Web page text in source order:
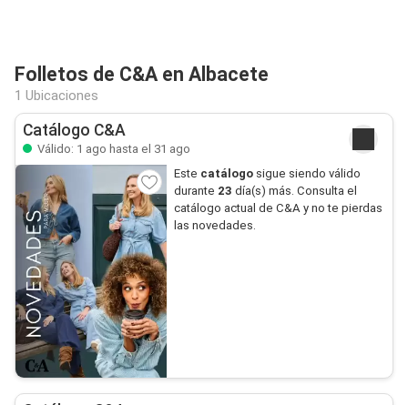
Folletos de C&A en Albacete
1 Ubicaciones
Catálogo C&A
Válido: 1 ago hasta el 31 ago
Este catálogosigue siendo válido
durante 23 día(s) más. Consulta el
catálogo actual de C&A y no te pierdas
las novedades.